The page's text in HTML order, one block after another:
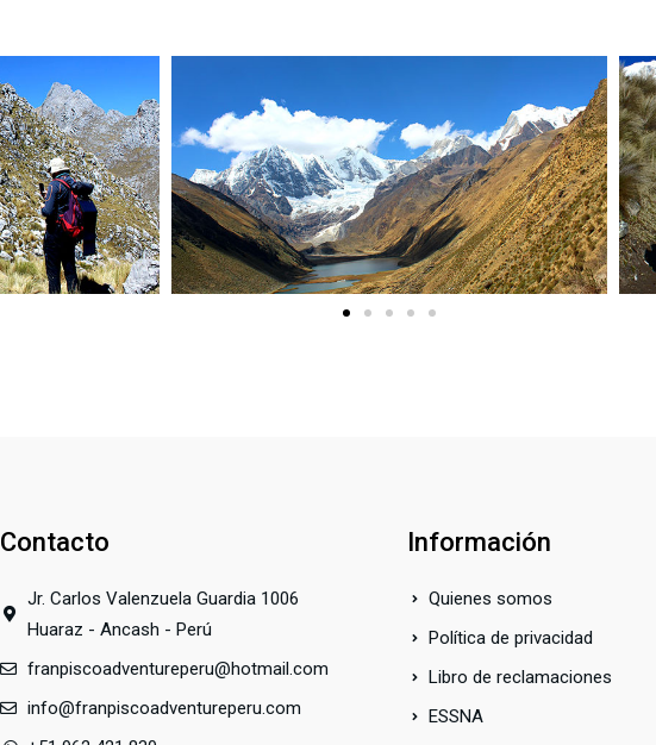
Contacto
Jr. Carlos Valenzuela Guardia 1006
Huaraz - Ancash - Perú
franpiscoadventureperu@hotmail.com
info@franpiscoadventureperu.com
Información
Quienes somos
Política de privacidad
Libro de reclamaciones
ESSNA